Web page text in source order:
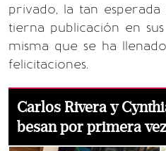
privado, la tan
tierna publicación en
misma que se ha
felicitaciones.
Carlos Rivera y
besan por primera